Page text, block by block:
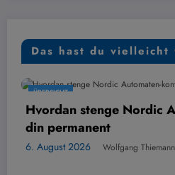
Das hast du vielleicht
Nordic Automaten-kontoen
Thiemann